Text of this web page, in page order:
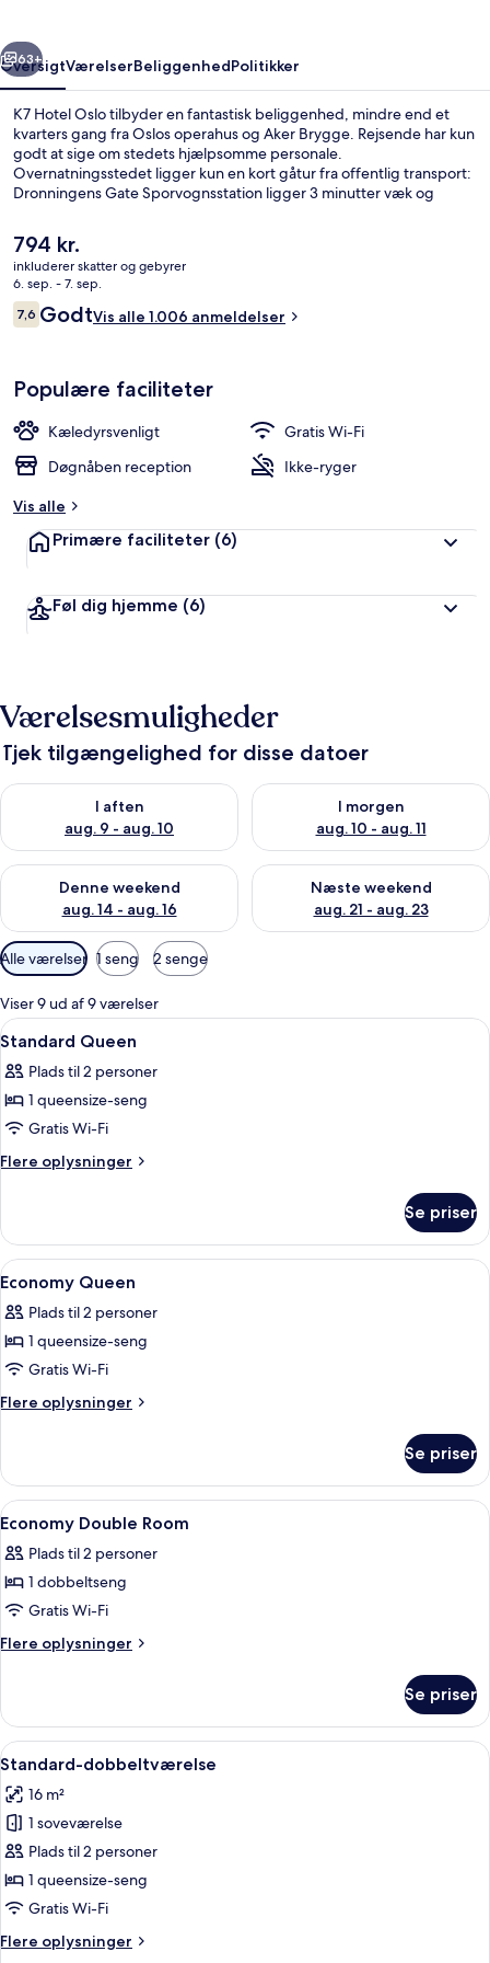
Næste
63+
OversigtVærelserBeliggenhedPolitikker
K7 Hotel Oslo tilbyder en fantastisk beliggenhed, mindre end et
kvarters gang fra Oslos operahus og Aker Brygge. Rejsende har kun
godt at sige om stedets hjælpsomme personale.
Overnatningsstedet ligger kun en kort gåtur fra offentlig transport:
Dronningens Gate Sporvognsstation ligger 3 minutter væk og
Den
nuværende
pris
er
794 kr.
794 kr.
inkluderer skatter og gebyrer
6. sep. - 7. sep.
Anmeldelser
7,67,6 ud af 10.
GodtVis alle 1.006 anmeldelser
Populære faciliteter
Kæledyrsvenligt
Gratis Wi-Fi
Døgnåben reception
Ikke-ryger
Vis alle
Primære faciliteter (6)
Føl dig hjemme (6)
Værelsesmuligheder
Tjek tilgængelighed for disse datoer
I aften
aug. 9 - aug. 10
Tjek tilgængelighed for i aften aug. 9 - aug. 10
I morgen
aug. 10 - aug. 11
Tjek tilgængelighed for i
Denne weekend
aug. 14 - aug. 16
Tjek tilgængelighed for denne weekend aug. 14 - aug. 16
Næste weekend
aug. 21 - aug. 23
Tjek tilgængelighed for næste
Tilgængelige
filtre
for
værelser
Alle værelser 1 seng 2 senge
Viser 9 ud af 9 værelser
Indlæs
alle
billeder
af
Standard
Queen
En dobbeltseng med hvide
3
Standard Queen
Plads til 2 personer
1 queensize-seng
Gratis Wi-Fi
Flere oplysninger
Flere
Queen
Se priser
Indlæs
alle
billeder
af
Economy
Queen
Et badeværelse med en
2
Economy Queen
Plads til 2 personer
1 queensize-seng
Gratis Wi-Fi
Flere oplysninger
Flere
Queen
Se priser
Indlæs
alle
billeder
af
Economy
Double
Mørklægningsgardiner, gratis Wi-Fi,
7
Economy Double Room
Plads til 2 personer
1 dobbeltseng
Gratis Wi-Fi
Flere oplysninger
Flere
Double
Room
Se priser
Indlæs
alle
billeder
af
Standard-
dobbeltværelse
En pænt redt seng med hvide
11
Standard-dobbeltværelse
16 m²
1 soveværelse
Plads til 2 personer
1 queensize-seng
Gratis Wi-Fi
Flere oplysninger
Flere